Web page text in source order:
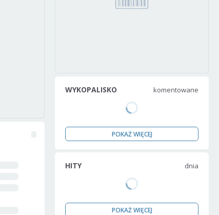
WYKOPALISKO komentowane
POKAŻ WIĘCEJ
HITY dnia
POKAŻ WIĘCEJ